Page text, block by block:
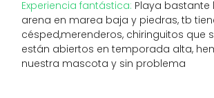
Experiencia fantástica: Playa bastante
arena en marea baja y piedras, tb
césped,merenderos, chiringuitos que
están abiertos en temporada alta,
nuestra mascota y sin problema